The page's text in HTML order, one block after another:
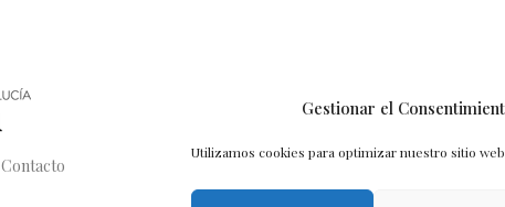
Gestionar el
Utilizamos cookies para optimizar nuestro sitio
Contacto